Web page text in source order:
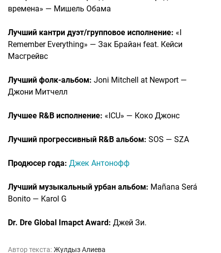
времена» — Мишель Обама
Лучший кантри дуэт/групповое исполнение: «I
Remember Everything» — Зак Брайан feat. Кейси
Масгрейвс
Лучший фолк-альбом: Joni Mitchell at Newport —
Джони Митчелл
Лучшее R&B исполнение: «ICU» — Коко Джонс
Лучший прогрессивный R&B альбом: SOS — SZA
Продюсер года: Джек Антонофф
Лучший музыкальный урбан альбом: Mañana Será
Bonito — Karol G
Dr. Dre Global Imapct Award: Джей Зи.
Автор текста: Жулдыз Алиева